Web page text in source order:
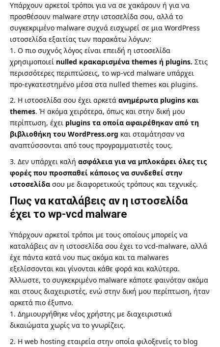
Υπάρχουν αρκετοί τρόποι για να σε χακάρουν ή για να
προσθέσουν malware στην ιστοσελίδα σου, αλλά το
συγκεκριμένο malware συχνά εισχωρεί σε μια WordPress
ιστοσελίδα εξαιτίας των παρακάτω λόγων:
Ο πιο συχνός λόγος είναι επειδή η ιστοσελίδα
χρησιμοποιεί nulled κρακαρισμένα themes ή plugins. Στις
περισσότερες περιπτώσεις, το wp-vcd malware υπάρχει
προ-εγκατεστημένο μέσα στα nulled themes και plugins.
Η ιστοσελίδα σου έχει αρκετά ανημέρωτα plugins και
themes. Ή ακόμα χειρότερα, όπως και στην δική μου
περίπτωση, έχει plugins τα οποία αφαιρέθηκαν από τη
βιβλιοθήκη του WordPress.org και σταμάτησαν να
αναπτύσσονται από τους προγραμματιστές τους.
Δεν υπάρχει καλή ασφάλεια για να μπλοκάρει όλες τις
φορές που προσπαθεί κάποιος να συνδεθεί στην
ιστοσελίδα σου με διαφορετικούς τρόπους και τεχνικές.
Πως να καταλάβεις αν η ιστοσελίδα
έχει το wp-vcd malware
Υπάρχουν αρκετοί τρόποι με τους οποίους μπορείς να
καταλάβεις αν η ιστοσελίδα σου έχει το vcd-malware, αλλά
έχε πάντα κατά νου πως ακόμα και τα malwares
εξελίσσονται και γίνονται κάθε φορά και καλύτερα.
Άλλωστε, το συγκεκριμένο malware κάποτε φαινόταν ακόμα
και στους διαχειριστές, ενώ στην δική μου περίπτωση, ήταν
αρκετά πιο έξυπνο.
Δημιουργήθηκε νέος χρήστης με διαχειριστικά
δικαιώματα χωρίς να το γνωρίζεις.
Η web hosting εταιρεία στην οποία φιλοξενείς το blog